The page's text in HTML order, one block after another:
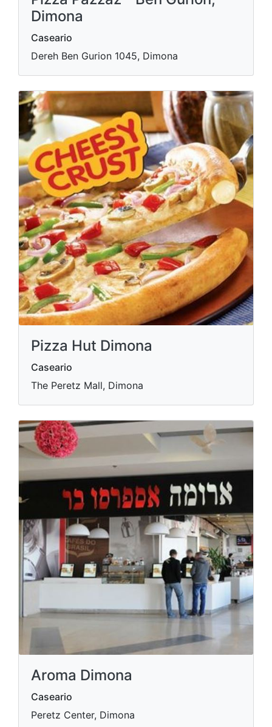
Dimona
Caseario
Dereh Ben Gurion 1045, Dimona
Pizza Hut Dimona
Caseario
The Peretz Mall, Dimona
Aroma Dimona
Caseario
Peretz Center, Dimona